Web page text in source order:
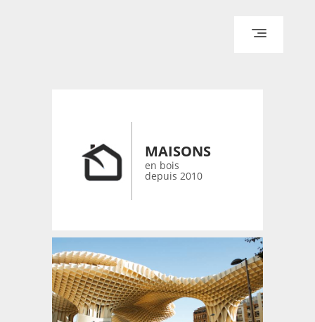
RÉALISATIONS ARCHPOINT
MAISONS
en bois
depuis 2010